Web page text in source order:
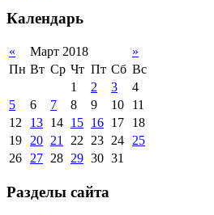
Календарь
« Март 2018
»
Пн Вт Ср Чт Пт Сб Вс
1
2 3
4
5
6 7 8 9 10
11
12
13 14 15 16 17
18
19 20 21 22 23 24 25
26 27 28 29 30 31
Разделы сайта